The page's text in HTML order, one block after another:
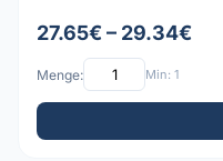
27.65€ – 29.34€
Menge: Min: 1